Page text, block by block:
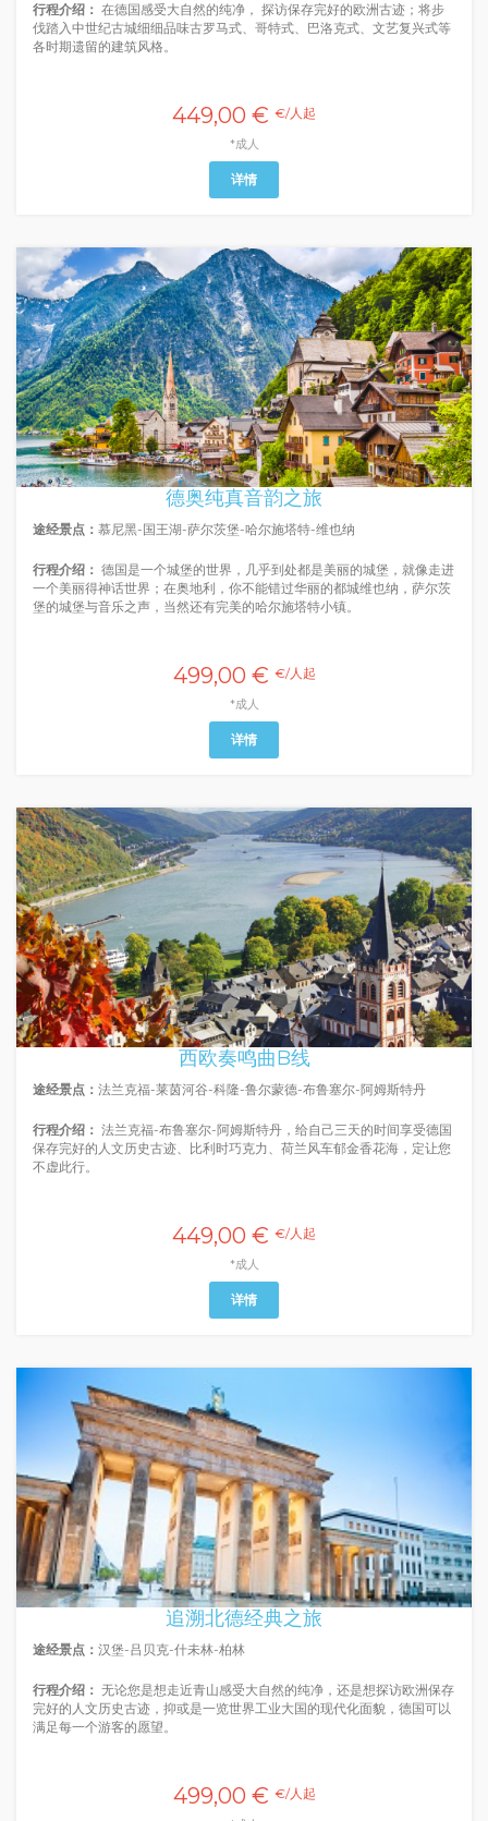
行程介绍： 在德国感受大自然的纯净， 探访保存完好的欧洲古迹；将步
伐踏入中世纪古城细细品味古罗马式、哥特式、巴洛克式、文艺复兴式等
各时期遗留的建筑风格。
449,00 € €/人起
*成人
详情
德奥纯真音韵之旅
途经景点： 慕尼黑-国王湖-萨尔茨堡-哈尔施塔特-维也纳
行程介绍： 德国是一个城堡的世界，几乎到处都是美丽的城堡，就像走进
一个美丽得神话世界；在奥地利，你不能错过华丽的都城维也纳，萨尔茨
堡的城堡与音乐之声，当然还有完美的哈尔施塔特小镇。
499,00 € €/人起
*成人
详情
西欧奏鸣曲B线
途经景点： 法兰克福-莱茵河谷-科隆-鲁尔蒙德-布鲁塞尔-阿姆斯特丹
行程介绍： 法兰克福-布鲁塞尔-阿姆斯特丹，给自己三天的时间享受德国
保存完好的人文历史古迹、比利时巧克力、荷兰风车郁金香花海，定让您
不虚此行。
449,00 € €/人起
*成人
详情
追溯北德经典之旅
途经景点： 汉堡-吕贝克-什未林-柏林
行程介绍： 无论您是想走近青山感受大自然的纯净，还是想探访欧洲保存
完好的人文历史古迹，抑或是一览世界工业大国的现代化面貌，德国可以
满足每一个游客的愿望。
499,00 € €/人起